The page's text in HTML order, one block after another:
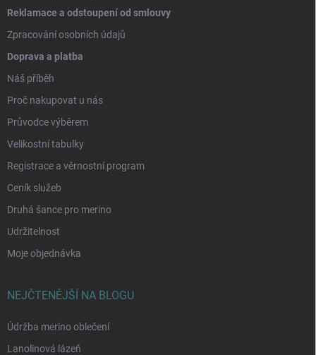
Reklamace a odstoupení od smlouvy
Zpracování osobních údajů
Doprava a platba
Náš příběh
Proč nakupovat u nás
Průvodce výběrem
Velikostní tabulky
Registrace a věrnostní program
Ceník služeb
Druhá šance pro merino
Udržitelnost
Moje objednávka
NEJČTENĚJŠÍ NA BLOGU
Údržba merino oblečení
Lanolinová lázeň